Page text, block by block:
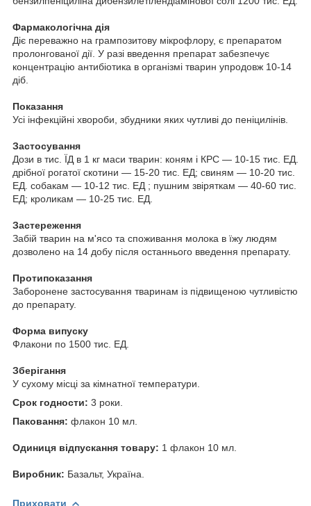
Фармакологічна дія
Діє переважно на грампозитову мікрофлору, є препаратом
пролонгованої дії. У разі введення препарат забезпечує
концентрацію антибіотика в організмі тварин упродовж 10-14
діб.
Показання
Усі інфекційні хвороби, збудники яких чутливі до пеніцилінів.
Застосування
Дози в тис. ЇД в 1 кг маси тварин: коням і КРС — 10-15 тис. ЕД.
дрібної рогатої скотини — 15-20 тис. ЕД; свиням — 10-20 тис.
ЕД. собакам — 10-12 тис. ЕД ; пушним звіряткам — 40-60 тис.
ЕД; кроликам — 10-25 тис. ЕД.
Застереження
Забій тварин на м'ясо та споживання молока в їжу людям
дозволено на 14 добу після останнього введення препарату.
Протипоказання
Заборонене застосування тваринам із підвищеною чутливістю
до препарату.
Форма випуску
Флакони по 1500 тис. ЕД.
Зберігання
У сухому місці за кімнатної температури.
Срок годности: 3 роки.
Паковання: флакон 10 мл.
Одиниця відпускання товару: 1 флакон 10 мл.
Виробник: Базальт, Україна.
Приховати